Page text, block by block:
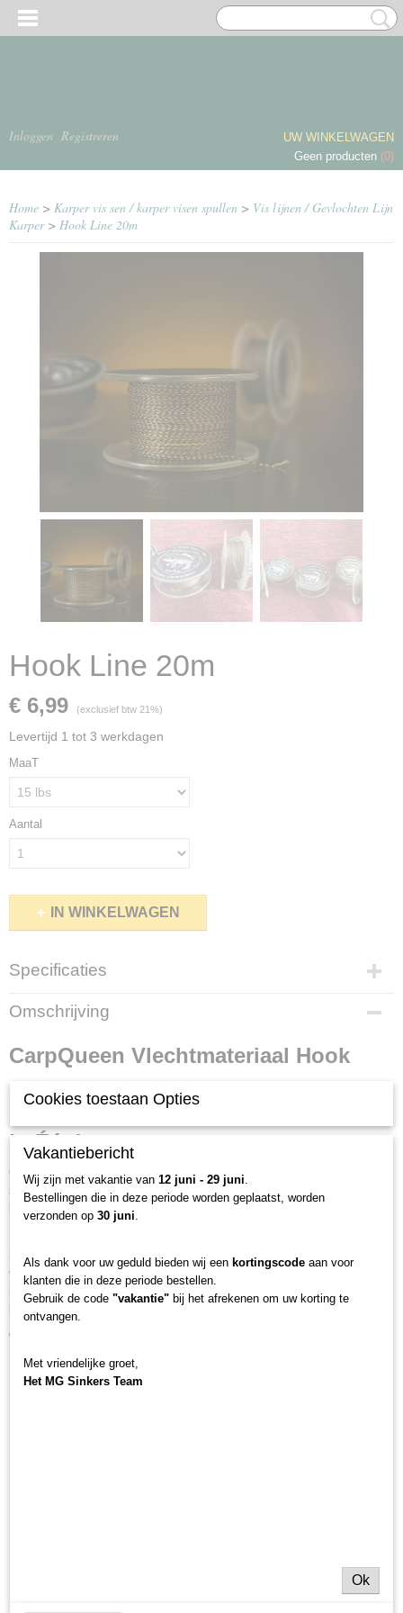
Inloggen Registreren
UW WINKELWAGEN
Geen producten (0)
Home > Karper vis sen / karper visen spullen > Vis lijnen / Gevlochten Lijn
Karper> Hook Line 20m
Hook Line 20m
€ 6,99 (exclusief btw 21%)
Levertijd 1 tot 3 werkdagen
MaaT
Aantal
IN WINKELWAGEN
Specificaties
Productcode
h-2
0,10 Kg
0,10 Kg
Omschrijving
CarpQueen Vlechtmateriaal Hook
Line - Sterkte, Zacht en Camouflage
in Één!
Op zoek naar een haaklijnmateriaal dat uitzonderlijke sterkte,
zachtheid en perfecte camouflage combineert? CarpQueen
Hakenlijnmateriaal is de perfecte keuze voor veeleisende vissers!
20 meter, biedt ongeëvenaarde breeksterkte, zelfs in de zwaarste
visomstandigheden. Gemaakt van hoogwaardige materialen, garandeert
het weerstand tegen slijtage en knopen, waardoor probleemloos haken
knopen en perfecte aaspresentaties mogelijk zijn.
Waarom kiezen voor CarpQueen Hook Line materiaal?
Uitzonderlijke sterkte:
lijn maakt het knopen van haken eenvoudig, zelfs in moeilijke
Cookies toestaan Opties
Vakantiebericht
Wij zijn met vakantie van 12 juni - 29 juni.
Bestellingen die in deze periode worden geplaatst, worden
verzonden op 30 juni.
Als dank voor uw geduld bieden wij een kortingscode aan voor
klanten die in deze periode bestellen.
Gebruik de code "vakantie" bij het afrekenen om uw korting te
ontvangen.
Met vriendelijke groet,
Het MG Sinkers Team
Ok